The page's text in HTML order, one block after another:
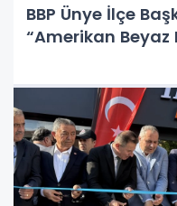
BBP Ünye İlçe
“Amerikan Beyaz